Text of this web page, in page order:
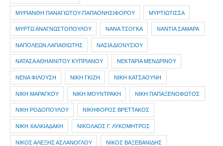
ΜΥΡΙΑΝΘΗ ΠΑΝΑΓΙΩΤΟΥ-ΠΑΠΑΟΝΗΣΙΦΟΡΟΥ ΜΥΡΤΙΩΤΙΣΣΑ
ΜΥΡΤΩ ΑΝΑΓΝΩΣΤΟΠΟΥΛΟΥ ΝΑΝΑ ΤΣΟΓΚΑ ΝΑΝΤΙΑ ΣΑΜΑΡΑ
ΝΑΠΟΛΕΩΝ ΛΑΠΑΘΙΩΤΗΣ ΝΑΣΙΑ ΔΙΟΝΥΣΙΟΥ
ΝΑΤΑΣΑ ΑΘΗΑΙΝΙΤΟΥ ΚΥΠΡΙΑΝΟΥ ΝΕΚΤΑΡΙΑ ΜΕΝΔΡΙΝΟΥ
ΝΕΝΑ ΦΙΛΟΥΣΗ ΝΙΚΗ ΓΚΙΖΗ ΝΙΚΗ ΚΑΤΣΑΟΥΝΗ
ΝΙΚΗ ΜΑΡΑΓΚΟΥ ΝΙΚΗ ΜΟΥΝΤΡΑΚΗ ΝΙΚΗ ΠΑΠΑΞΕΝΟΦΩΤΟΣ
ΝΙΚΗ ΡΟΔΟΠΟΥΛΟΥ ΝΙΚΗΦΟΡΟΣ ΒΡΕΤΤΑΚΟΣ
ΝΙΚΗ ΧΑΛΚΙΑΔΑΚΗ ΝΙΚΟΛΑΟΣ Γ. ΛΥΚΟΜΗΤΡΟΣ
ΝΙΚΟΣ ΑΛΕΞΗΣ ΑΣΛΑΝΟΓΛΟΥ ΝΙΚΟΣ ΒΑΞΕΒΑΝΙΔΗΣ